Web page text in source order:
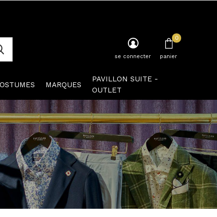
MARQUES
PAVILLON SUITE -
OUTLET
se connecter panier
0